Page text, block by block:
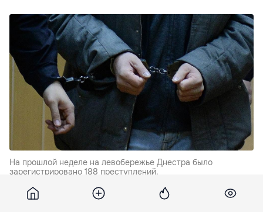
На прошлой неделе на левобережье Днестра было
зарегистрировано 188 преступлений.